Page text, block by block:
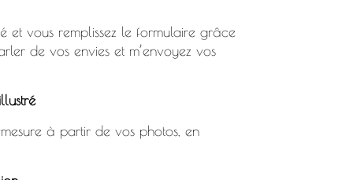
et vous remplissez le formulairegrâce
de vos envies et m’envoyez vos
à partir de vos photos, en